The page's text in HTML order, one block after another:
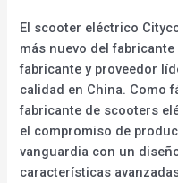
El scooter eléctrico
más nuevo del
fabricante y proveedor
calidad en China. Como
fabricante de scooters
el compromiso de
vanguardia con un
características